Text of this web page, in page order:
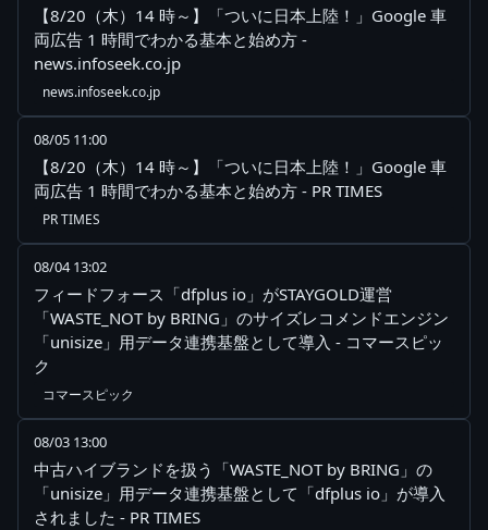
【8/20（木）14 時～】「ついに日本上陸！」Google 車
両広告 1 時間でわかる基本と始め方 -
news.infoseek.co.jp
news.infoseek.co.jp
08/05 11:00
【8/20（木）14 時～】「ついに日本上陸！」Google 車
両広告 1 時間でわかる基本と始め方 - PR TIMES
PR TIMES
08/04 13:02
フィードフォース「dfplus io」がSTAYGOLD運営
「WASTE_NOT by BRING」のサイズレコメンドエンジン
「unisize」用データ連携基盤として導入 - コマースピッ
ク
コマースピック
08/03 13:00
中古ハイブランドを扱う「WASTE_NOT by BRING」の
「unisize」用データ連携基盤として「dfplus io」が導入
されました - PR TIMES